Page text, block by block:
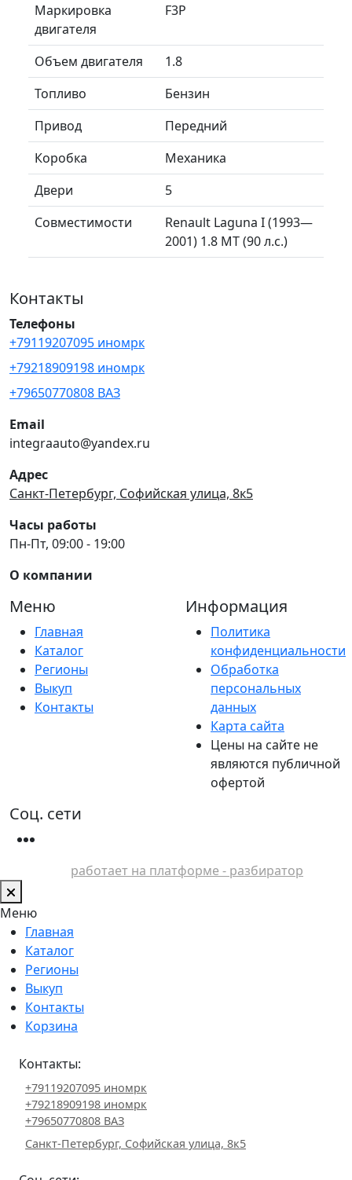
Маркировка
двигателя
F3P
Объем двигателя
1.8
Топливо
Бензин
Привод
Передний
Коробка
Механика
Двери
5
Совместимости
Renault Laguna I (1993—
2001) 1.8 MT (90 л.с.)
Контакты
Телефоны
+79119207095 иномрк
+79218909198 иномрк
+79650770808 ВАЗ
Email
integraauto@yandex.ru
Адрес
Санкт-Петербург, Софийская улица, 8к5
Часы работы
Пн-Пт, 09:00 - 19:00
О компании
Меню
Главная
Каталог
Регионы
Выкуп
Контакты
Информация
Политика
конфиденциальности
Обработка
персональных
данных
Карта сайта
Цены на сайте не
являются публичной
офертой
Соц. сети
работает на платформе - разбиратор
Меню
Главная
Каталог
Регионы
Выкуп
Контакты
Корзина
Контакты:
+79119207095 иномрк
+79218909198 иномрк
+79650770808 ВАЗ
Санкт-Петербург, Софийская улица, 8к5